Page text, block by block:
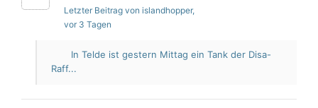
Letzter Beitrag von islandhopper,
vor 3 Tagen
In Telde ist gestern Mittag ein Tank der Disa-
Raff...